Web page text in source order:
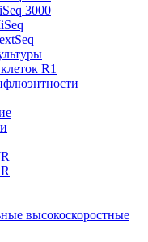
3000
R1
высокоскоростные